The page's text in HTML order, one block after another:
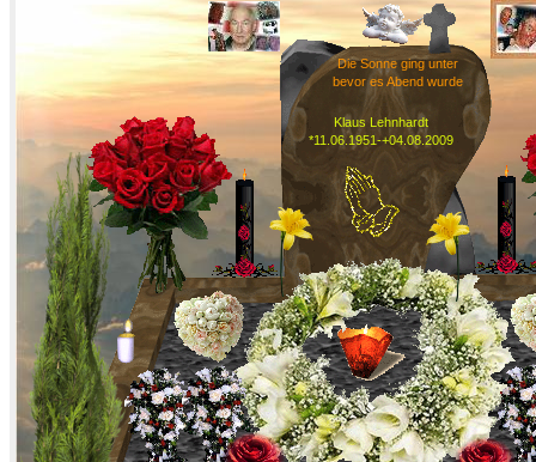
Klaus Lehnhardt
*11.06.1951-+04.08.2009
Die Sonne ging unter
bevor es Abend wurde